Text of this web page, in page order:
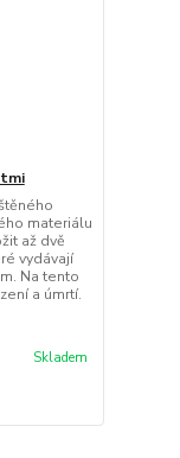
materiálu
až dvě
vydávají
Na tento
a úmrtí.
Skladem